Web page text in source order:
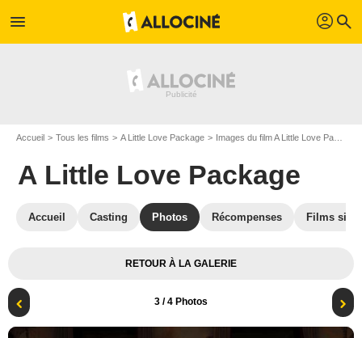
menu profil search
Accueil Tous les films A Little Love Package Images du film A Little Love Package
A Little Love Package
Accueil Casting Photos Récompenses Films
RETOUR À LA GALERIE
3 / 4 Photos